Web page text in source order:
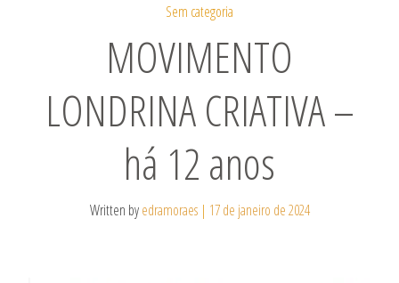
Sem categoria
MOVIMENTO
LONDRINA CRIATIVA –
há 12 anos
Written byedramoraes| 17 de janeiro de 2024